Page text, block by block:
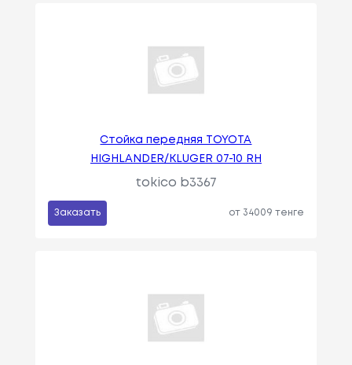
Стойка передняя TOYOTA
HIGHLANDER/KLUGER 07-10 RH
tokico b3367
Заказать от 34009 тенге